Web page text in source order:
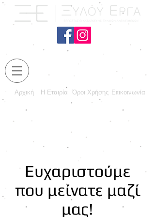
Αρχική Η Εταιρία Όροι Χρήσης Επικοινωνία
Ευχαριστούμε
που μείνατε μαζί
μας!